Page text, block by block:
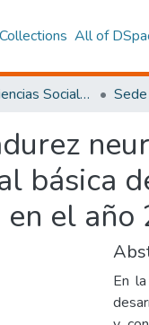
All of
Facultad de Ciencias Sociales y Humanas
básica
el año
En